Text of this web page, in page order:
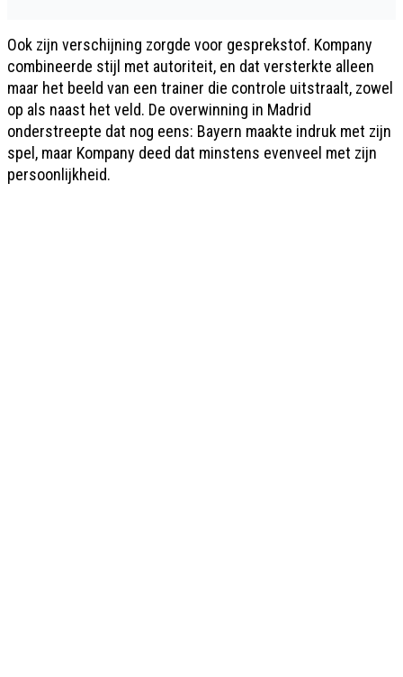
Ook zijn verschijning zorgde voor gesprekstof. Kompany
combineerde stijl met autoriteit, en dat versterkte alleen
maar het beeld van een trainer die controle uitstraalt, zowel
op als naast het veld. De overwinning in Madrid
onderstreepte dat nog eens: Bayern maakte indruk met zijn
spel, maar Kompany deed dat minstens evenveel met zijn
persoonlijkheid.